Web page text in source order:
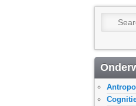
Search